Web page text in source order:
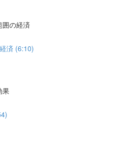
の経済
済 (6:10)
果